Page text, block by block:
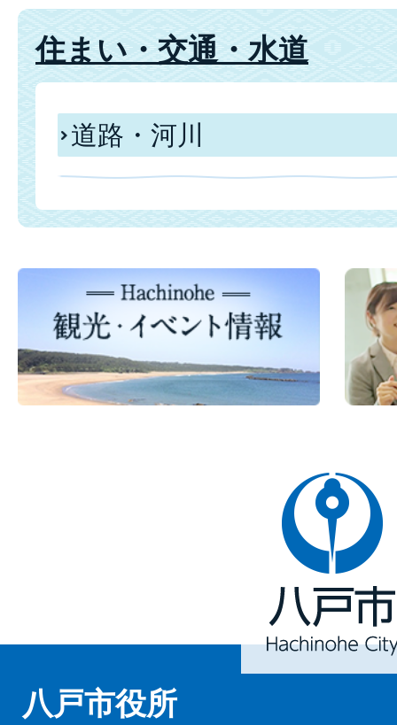
住まい・交通・水道
道路・河川
八
戸
市
Hachinohe
City
八戸市役所